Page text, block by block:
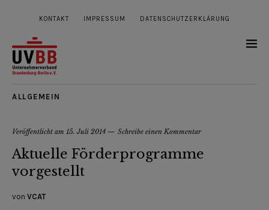
KONTAKT IMPRESSUM DATENSCHUTZERKLÄRUNG
ALLGEMEIN
Veröffentlicht am 15. Juli 2014 Schreibe einen Kommentar
Aktuelle Förderprogramme
vorgestellt
von VCAT